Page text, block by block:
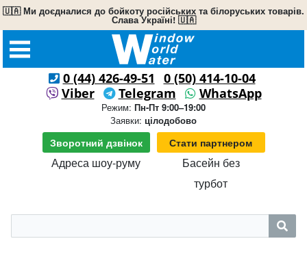
🇺🇦 Ми доєдналися до бойкоту російських та білоруських товарів.
Слава Україні! 🇺🇦
0 (44) 426-49-51
0 (50) 414-10-04
Viber
Telegram WhatsApp
Режим: Пн-Пт 9:00–19:00
Заявки: цілодобово
Зворотний дзвінок Стати партнером
Адреса шоу-руму
Басейн без
турбот